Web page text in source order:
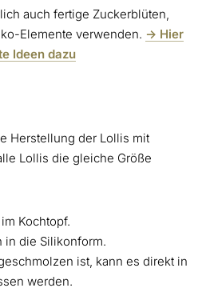
auch fertige Zuckerblüten,
Elemente verwenden. -> Hier
Ideen dazu
Herstellung der Lollis mit
Lollis die gleiche Größe
Kochtopf.
in die Silikonform.
ist, kann es direkt in
werden.